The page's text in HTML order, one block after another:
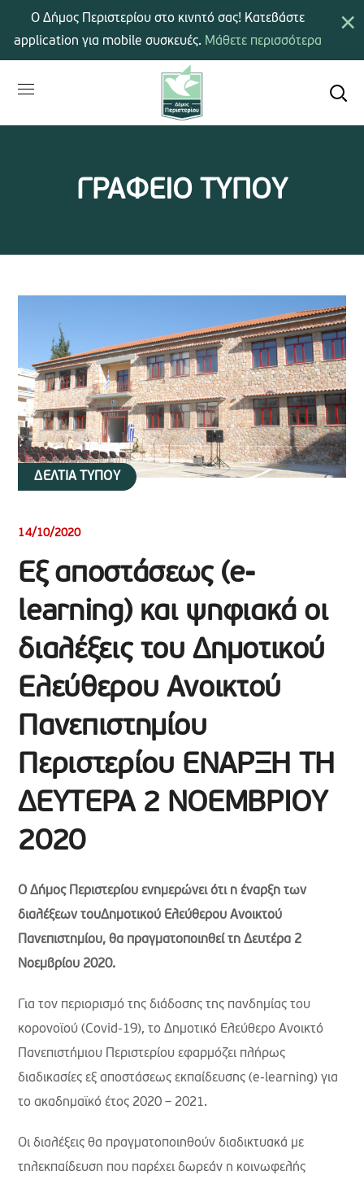
ΓΡΑΦΕΙΟ ΤΥΠΟΥ
ΔΕΛΤΙΑ ΤΥΠΟΥ
14/10/2020
Εξ αποστάσεως (e-
learning) και ψηφιακά οι
διαλέξεις του Δημοτικού
Ελεύθερου Ανοικτού
Πανεπιστημίου
Περιστερίου ΕΝΑΡΞΗ ΤΗ
ΔΕΥΤΕΡΑ 2 ΝΟΕΜΒΡΙΟΥ
2020
Ο Δήμος Περιστερίου ενημερώνει ότι η έναρξη των
διαλέξεων τουΔημοτικού Ελεύθερου Ανοικτού
Πανεπιστημίου, θα πραγματοποιηθεί τη Δευτέρα 2
Νοεμβρίου 2020.
Για τον περιορισμό της διάδοσης της πανδημίας του
κορονοϊού (Covid-19), το Δημοτικό Ελεύθερο Ανοικτό
Πανεπιστήμιου Περιστερίου εφαρμόζει πλήρως
διαδικασίες εξ αποστάσεως εκπαίδευσης (e-learning) για
το ακαδημαϊκό έτος 2020 – 2021.
Οι διαλέξεις θα πραγματοποιηθούν διαδικτυακά με
τηλεκπαίδευση που παρέχει δωρεάν η κοινωφελής
×
Ο Δήμος Περιστερίου στο κινητό σας! Κατεβάστε
application για mobile συσκευές. Μάθετε περισσότερα